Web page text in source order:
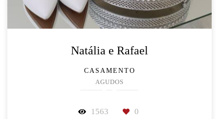
Natália e Rafael
CASAMENTO
AGUDOS
1563 0